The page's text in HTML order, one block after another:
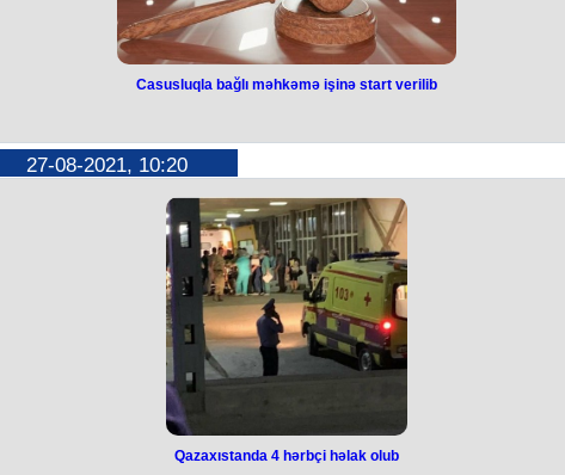
Casusluqla bağlı məhkəmə işinə start verilib
27-08-2021, 10:20
Qazaxıstanda 4 hərbçi həlak olub